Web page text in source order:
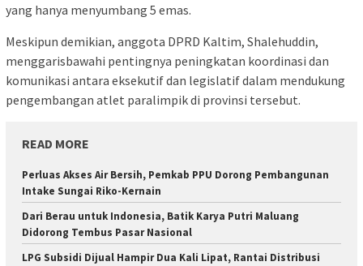
yang hanya menyumbang 5 emas.
Meskipun demikian, anggota DPRD Kaltim, Shalehuddin,
menggarisbawahi pentingnya peningkatan koordinasi dan
komunikasi antara eksekutif dan legislatif dalam mendukung
pengembangan atlet paralimpik di provinsi tersebut.
READ MORE
Perluas Akses Air Bersih, Pemkab PPU Dorong Pembangunan
Intake Sungai Riko-Kernain
Dari Berau untuk Indonesia, Batik Karya Putri Maluang
Didorong Tembus Pasar Nasional
LPG Subsidi Dijual Hampir Dua Kali Lipat, Rantai Distribusi